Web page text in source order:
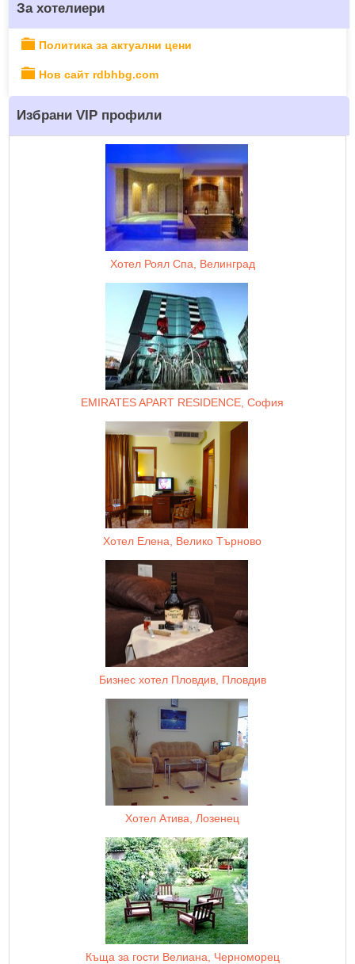
За хотелиери
Политика за актуални цени
Нов сайт rdbhbg.com
Избрани VIP профили
Хотел Роял Спа, Велинград
EMIRATES APART RESIDENCE, София
Хотел Елена, Велико Търново
Бизнес хотел Пловдив, Пловдив
Хотел Атива, Лозенец
Къща за гости Велиана, Черноморец